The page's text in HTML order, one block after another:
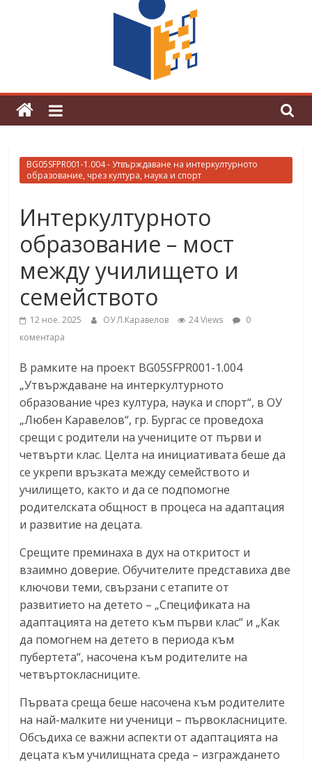
граници“
Магията на Андерсен оживя в ОУ
„Любен Каравелов“
BG05SFPR001-1.004 - Утвърждаване на интеркултурното
образование, чрез култура, наука и спорт
Интеркултурното
образование – мост
между училището и
семейството
12 ное. 2025 ОУ Л.Каравелов 24 Views
0
коментара
В рамките на проект BG05SFPR001-1.004
„Утвърждаване на интеркултурното
образование чрез култура, наука и спорт“, в ОУ
„Любен Каравелов“, гр. Бургас се проведоха
срещи с родители на учениците от първи и
четвърти клас. Целта на инициативата беше да
се укрепи връзката между семейството и
училището, както и да се подпомогне
родителската общност в процеса на адаптация
и развитие на децата.
Срещите преминаха в дух на откритост и
взаимно доверие. Обучителите представиха две
ключови теми, свързани с етапите от
развитието на детето – „Спецификата на
адаптацията на детето към първи клас“ и „Как
да помогнем на детето в периода към
пубертета“, насочена към родителите на
четвъртокласниците.
Първата среща беше насочена към родителите
на най-малките ни ученици – първокласниците.
Обсъдиха се важни аспекти от адаптацията на
децата към училищната среда – изграждането